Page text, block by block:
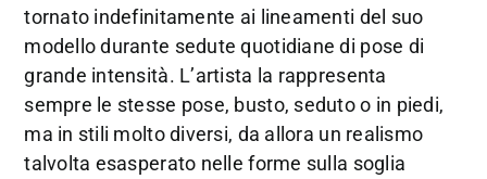
tornato indefinitamente ai lineamenti del suo
modello durante sedute quotidiane di pose di
grande intensità. L’artista la rappresenta
sempre le stesse pose, busto, seduto o in piedi,
ma in stili molto diversi, da allora un realismo
talvolta esasperato nelle forme sulla soglia